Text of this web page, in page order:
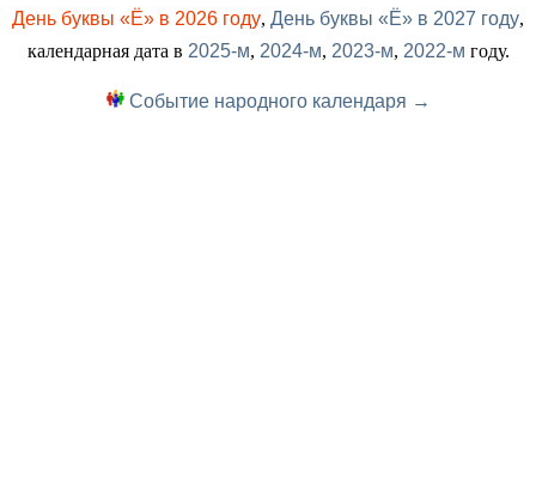
День буквы «Ё» в 2026 году, День буквы «Ё» в 2027 году,
календарная дата в 2025-м, 2024-м, 2023-м, 2022-м году.
Событие народного календаря →